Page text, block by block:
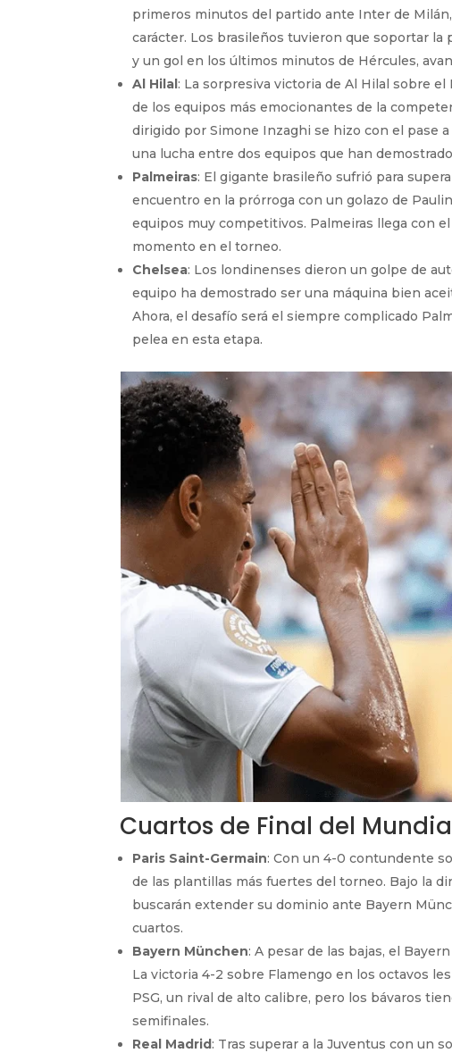
primeros minutos del partido ante Inter de
carácter. Los brasileños tuvieron que soportar
y un gol en los últimos minutos de Hércules,
Al Hilal: La sorpresiva victoria de Al Hilal sobre
de los equipos más emocionantes de la
dirigido por Simone Inzaghi se hizo con el pase
una lucha entre dos equipos que han
Palmeiras: El gigante brasileño sufrió para
encuentro en la prórroga con un golazo de
equipos muy competitivos. Palmeiras llega con
momento en el torneo.
Chelsea: Los londinenses dieron un golpe de
equipo ha demostrado ser una máquina bien
Ahora, el desafío será el siempre complicado
pelea en esta etapa.
Cuartos de Final del
Paris Saint-Germain: Con un 4-0 contundente
de las plantillas más fuertes del torneo. Bajo la
buscarán extender su dominio ante Bayern
cuartos.
Bayern München: A pesar de las bajas, el
La victoria 4-2 sobre Flamengo en los octavos
PSG, un rival de alto calibre, pero los bávaros
semifinales.
Real Madrid: Tras superar a la Juventus con un